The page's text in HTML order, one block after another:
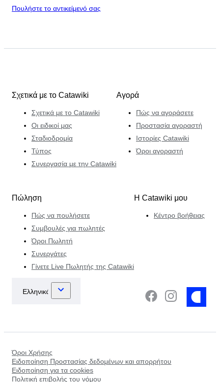
Πουλήστε το αντικείμενό σας
Σχετικά με το Catawiki
Σχετικά με το Catawiki
Οι ειδικοί μας
Σταδιοδρομία
Τύπος
Συνεργασία με την Catawiki
Αγορά
Πώς να αγοράσετε
Προστασία αγοραστή
Ιστορίες Catawiki
Όροι αγοραστή
Πώληση
Πώς να πουλήσετε
Συμβουλές για πωλητές
Όροι Πωλητή
Συνεργάτες
Γίνετε Live Πωλητής της Catawiki
Η Catawiki μου
Κέντρο βοήθειας
Όροι Χρήσης
Ειδοποίηση Προστασίας δεδομένων και απορρήτου
Ειδοποίηση για τα cookies
Πολιτική επιβολής του νόμου